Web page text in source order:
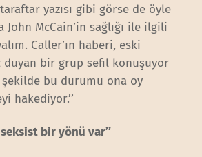
yazısı gibi görse de öyle
John McCain’in sağlığı ile ilgili
Caller’ın haberi, eski
duyan bir grup sefil konuşuyor
bu durumu ona oy
hakediyor.’’
bir yönü var’’